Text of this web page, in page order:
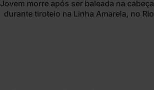
Jovem morre após ser baleada na cabeça
durante tiroteio na Linha Amarela, no Rio